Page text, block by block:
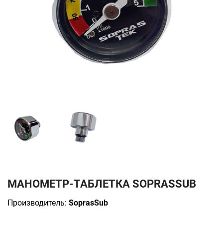
МАНОМЕТР-ТАБЛЕТКА SOPRASSUB
Производитель: SoprasSub